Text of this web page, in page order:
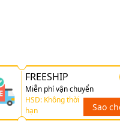
FREESHIP
Miễn phí vận chuyển
HSD: Không thời
hạn
Sao